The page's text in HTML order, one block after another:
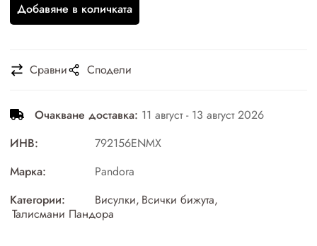
Добавяне в количката
Сравни Сподели
Очакване доставка: 11 август - 13 август 2026
ИНВ:
792156ENMX
Марка:
Pandora
Категории:
Висулки, Всички бижута,
Талисмани Пандора